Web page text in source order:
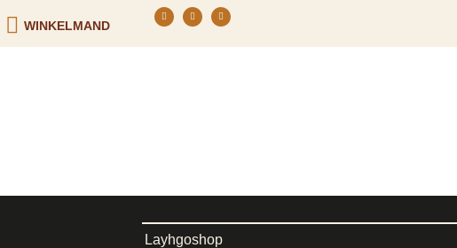
WINKELMAND
Layhgoshop